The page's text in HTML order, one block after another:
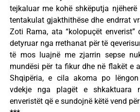
tejkaluar me kohë shkëputja
tentakulat gjakthithëse dhe endrrat
Zoti Rama, ata “kolopuçët enverist”
detyruar nga rrethanat për të
të mos luajnë me zjarrin sepse
mundësi për ta fikur dhe në flakët e
Shqipëria, e cila akoma po
vdekje nga plagët e shkaktuara
enveristët që e sundojnë këtë vend